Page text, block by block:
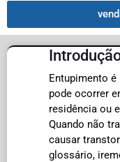
Entupimento
pode ocorrer
residência ou
Quando não
causar
glossário,